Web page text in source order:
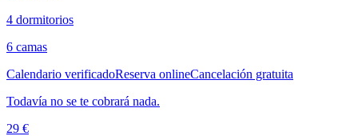
4 dormitorios
6 camas
Calendario verificadoReserva onlineCancelación gratuita
Todavía no se te cobrará nada.
29 €